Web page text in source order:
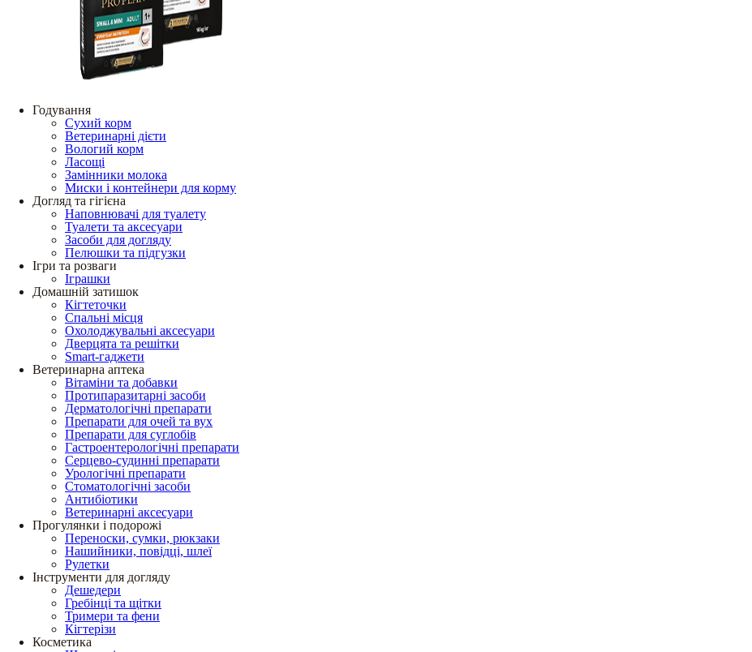
Годування
Сухий корм
Ветеринарні дієти
Вологий корм
Ласощі
Замінники молока
Миски і контейнери для корму
Догляд та гігієна
Наповнювачі для туалету
Туалети та аксесуари
Засоби для догляду
Пелюшки та підгузки
Ігри та розваги
Іграшки
Домашній затишок
Кігтеточки
Спальні місця
Охолоджувальні аксесуари
Дверцята та решітки
Smart-гаджети
Ветеринарна аптека
Вітаміни та добавки
Протипаразитарні засоби
Дерматологічні препарати
Препарати для очей та вух
Препарати для суглобів
Гастроентерологічні препарати
Серцево-судинні препарати
Урологічні препарати
Стоматологічні засоби
Антибіотики
Ветеринарні аксесуари
Прогулянки і подорожі
Переноски, сумки, рюкзаки
Нашийники, повідці, шлеї
Рулетки
Інструменти для догляду
Дешедери
Гребінці та щітки
Тримери та фени
Кігтерізи
Косметика